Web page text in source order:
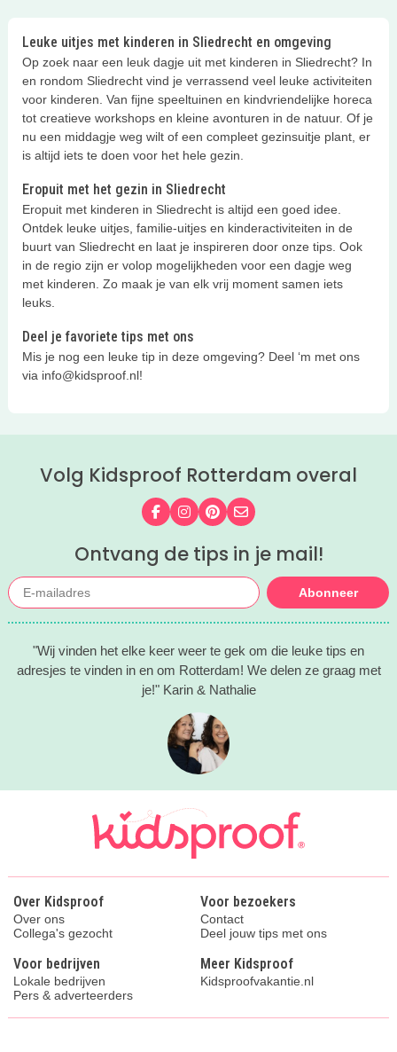
Leuke uitjes met kinderen in Sliedrecht en omgeving
Op zoek naar een leuk dagje uit met kinderen in Sliedrecht? In
en rondom Sliedrecht vind je verrassend veel leuke activiteiten
voor kinderen. Van fijne speeltuinen en kindvriendelijke horeca
tot creatieve workshops en kleine avonturen in de natuur. Of je
nu een middagje weg wilt of een compleet gezinsuitje plant, er
is altijd iets te doen voor het hele gezin.
Eropuit met het gezin in Sliedrecht
Eropuit met kinderen in Sliedrecht is altijd een goed idee.
Ontdek leuke uitjes, familie-uitjes en kinderactiviteiten in de
buurt van Sliedrecht en laat je inspireren door onze tips. Ook
in de regio zijn er volop mogelijkheden voor een dagje weg
met kinderen. Zo maak je van elk vrij moment samen iets
leuks.
Deel je favoriete tips met ons
Mis je nog een leuke tip in deze omgeving? Deel ‘m met ons
via info@kidsproof.nl!
Volg Kidsproof Rotterdam overal
Volg ons op Facebook
Volg ons op Instagram
Volg ons op Pinterest
Mail ons
Ontvang de tips in je mail!
Abonneer
"Wij vinden het elke keer weer te gek om die leuke tips en
adresjes te vinden in en om Rotterdam! We delen ze graag met
je!" Karin & Nathalie
Over Kidsproof
Over ons
Collega's gezocht
Voor bezoekers
Contact
Deel jouw tips met ons
Voor bedrijven
Lokale bedrijven
Pers & adverteerders
Meer Kidsproof
Kidsproofvakantie.nl